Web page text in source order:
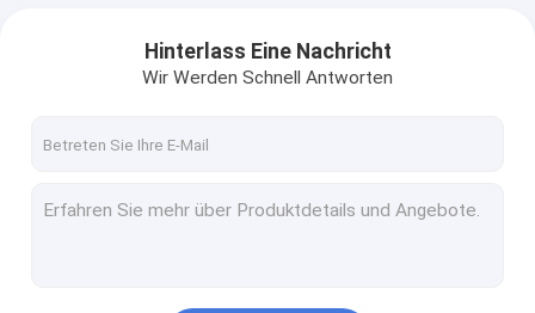
Chip RGB LED
LED-Licht-Chip
Hinterlass Eine Nachricht
Wir Werden Schnell Antworten